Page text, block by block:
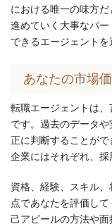
における唯一の味方
進めていく大事なパ
できるエージェントを
あなたの市場
転職エージェントは
です。過去のデータ
正に判断することがで
企業にはそれぞれ、採
資格、経験、スキル
点であなたを評価し
己アピールの方法や